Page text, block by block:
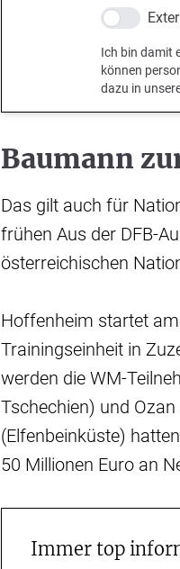
Ich bin damit
können
dazu in
Baumann
Das gilt auch für
frühen Aus der DFB-
österreichischen
Hoffenheim startet
Trainingseinheit in
werden die WM-
Tschechien) und
(Elfenbeinküste)
50 Millionen Euro an
Immer top